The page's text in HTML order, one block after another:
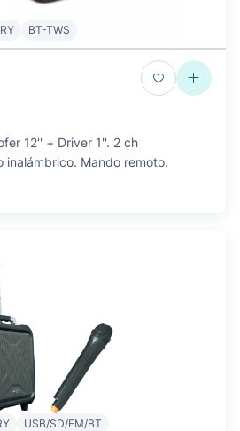
BT-TWS
12'' + Driver 1''. 2 ch
inalámbrico. Mando remoto.
USB/SD/FM/BT